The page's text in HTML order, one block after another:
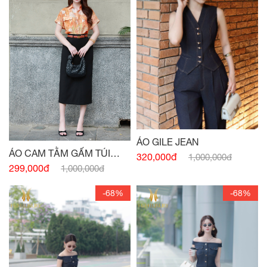
ÁO CAM TẰM GẤM TÚI
NGỰC
299,000đ 1,000,000đ
ÁO GILE JEAN
320,000đ
1,000,000đ
-68% -68%